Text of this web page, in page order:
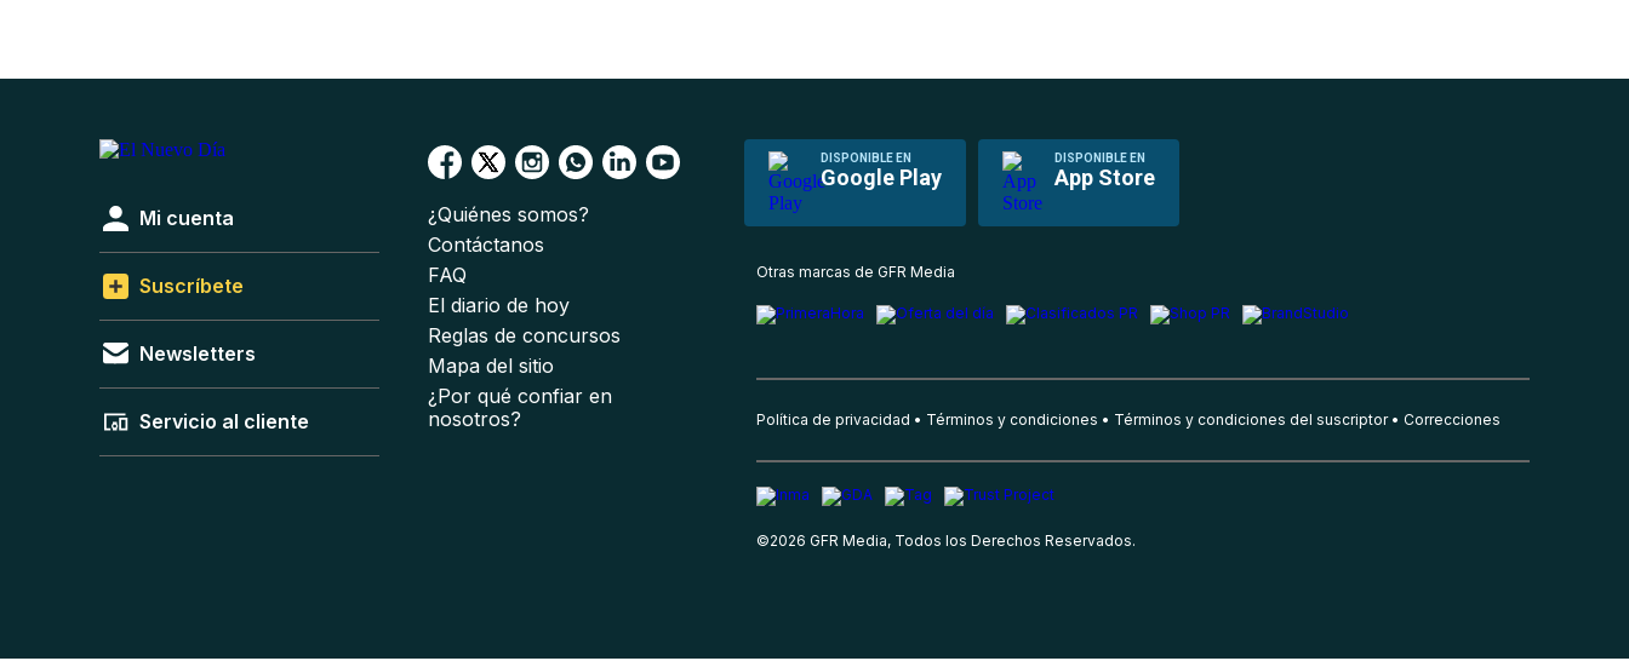
DISPONIBLE EN
Google Play
DISPONIBLE EN
App Store
Mi cuenta
Suscríbete
Newsletters
Servicio al cliente
¿Quiénes somos?
Contáctanos
FAQ
El diario de hoy
Reglas de concursos
Mapa del sitio
¿Por qué confiar en
nosotros?
Otras marcas de GFR Media
Política de privacidad Términos y condiciones Términos y condiciones del suscriptor Correcciones
©2026 GFR Media, Todos los Derechos Reservados.